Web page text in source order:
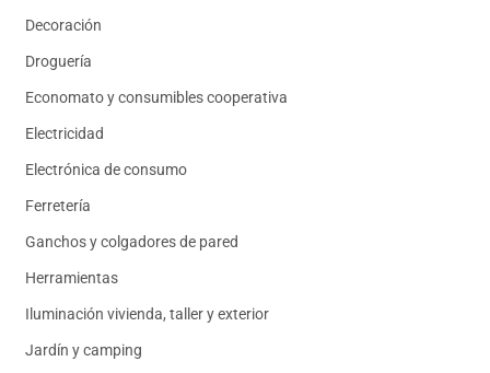
Decoración
Droguería
Economato y consumibles cooperativa
Electricidad
Electrónica de consumo
Ferretería
Ganchos y colgadores de pared
Herramientas
Iluminación vivienda, taller y exterior
Jardín y camping